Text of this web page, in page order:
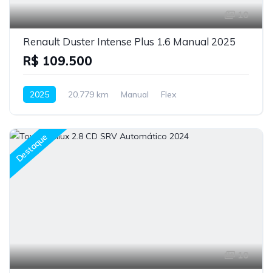
10
Renault Duster Intense Plus 1.6 Manual 2025
R$ 109.500
2025 20.779 km Manual Flex
Destaque
10